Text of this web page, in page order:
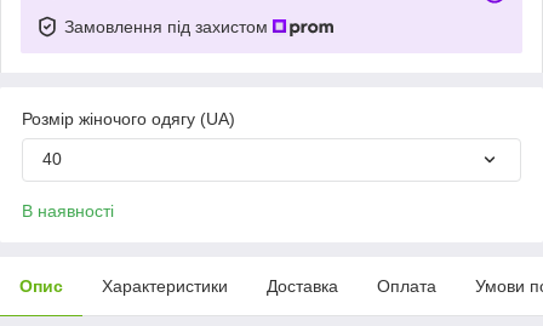
Замовлення під захистом
Розмір жіночого одягу (UA)
40
В наявності
Опис Характеристики Доставка Оплата Умови